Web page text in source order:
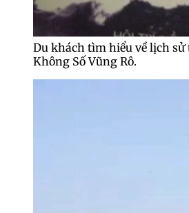
Du khách tìm hiểu về lịch
Không Số Vũng Rô.